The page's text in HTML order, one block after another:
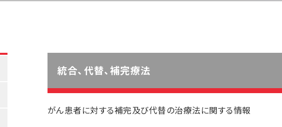
統合、代替、補完療法
がん患者に対する補完及び代替の治療法に関する情報